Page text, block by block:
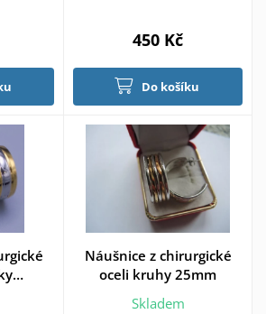
450 Kč
Do košíku
Náušnice z chirurgické
oceli kruhy 25mm
Skladem